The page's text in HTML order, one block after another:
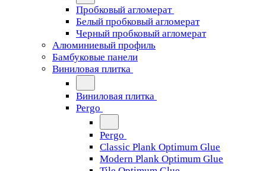
Пробковый агломерат
Белый пробковый агломерат
Черный пробковый агломерат
Алюминиевый профиль
Бамбуковые панели
Виниловая плитка
Виниловая плитка
Pergo
Pergo
Classic Plank Optimum Glue
Modern Plank Optimum Glue